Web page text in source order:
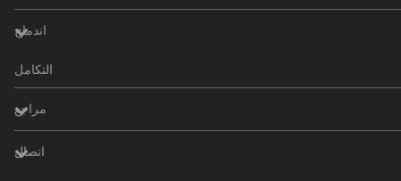
اندماج
التكامل
مراجع
اتصال